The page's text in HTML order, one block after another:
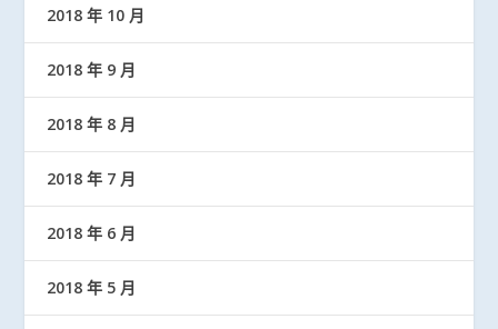
2018 年 10 月
2018 年 9 月
2018 年 8 月
2018 年 7 月
2018 年 6 月
2018 年 5 月